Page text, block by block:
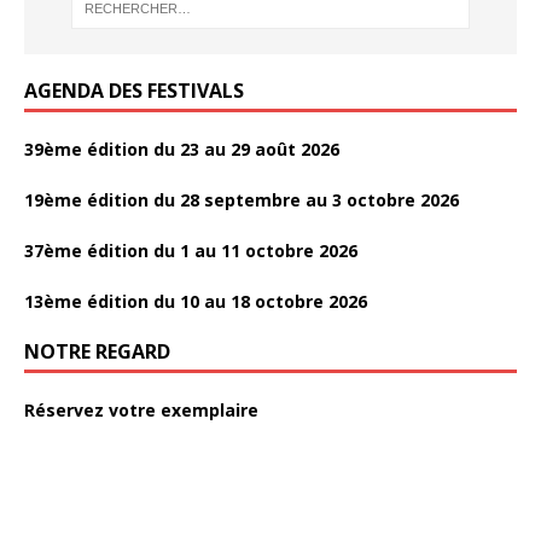
AGENDA DES FESTIVALS
39ème édition du 23 au 29 août 2026
19ème édition du 28 septembre au 3 octobre 2026
37ème édition du 1 au 11 octobre 2026
13ème édition du 10 au 18 octobre 2026
NOTRE REGARD
Réservez votre exemplaire